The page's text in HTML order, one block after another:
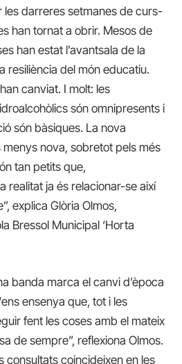
les darreres setmanes de curs-
han tornat a obrir. Mesos de
han estat l’avantsala de la
resiliència del món educatiu.
canviat. I molt: les
són omnipresents i
són bàsiques. La nova
nova, sobretot pels més
tan petits que,
realitat ja és relacionar-se així
explica Glòria Olmos,
Bressol Municipal ‘Horta
banda marca el canvi d’època
ensenya que, tot i les
fent les coses amb el mateix
de sempre”, reflexiona Olmos.
consultats coincideixen en les